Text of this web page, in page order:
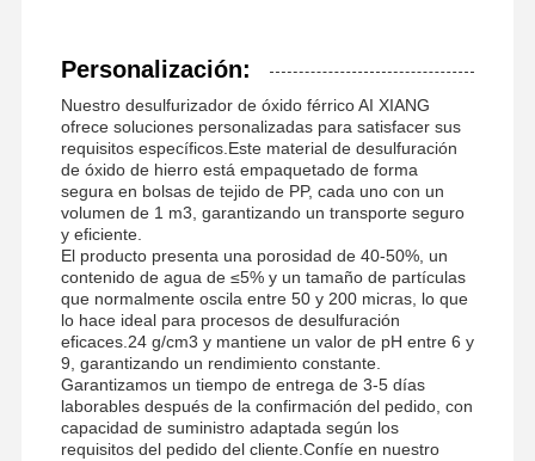
Personalización:
Nuestro desulfurizador de óxido férrico AI XIANG
ofrece soluciones personalizadas para satisfacer sus
requisitos específicos.Este material de desulfuración
de óxido de hierro está empaquetado de forma
segura en bolsas de tejido de PP, cada uno con un
volumen de 1 m3, garantizando un transporte seguro
y eficiente.
El producto presenta una porosidad de 40-50%, un
contenido de agua de ≤5% y un tamaño de partículas
que normalmente oscila entre 50 y 200 micras, lo que
lo hace ideal para procesos de desulfuración
eficaces.24 g/cm3 y mantiene un valor de pH entre 6 y
9, garantizando un rendimiento constante.
Garantizamos un tiempo de entrega de 3-5 días
laborables después de la confirmación del pedido, con
capacidad de suministro adaptada según los
requisitos del pedido del cliente.Confíe en nuestro